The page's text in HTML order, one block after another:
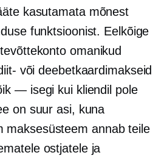
kasutamata mõnest
funktsioonist. Eelkõige
omanikud
või deebetkaardimakseid
— isegi kui kliendil pole
on suur asi, kuna
maksesüsteem annab teile
ostjatele ja